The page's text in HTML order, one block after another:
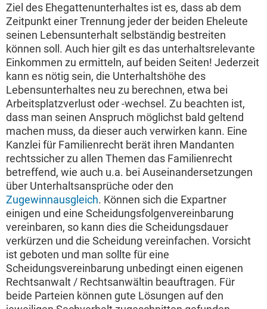
Ziel des Ehegattenunterhaltes ist es, dass ab dem
Zeitpunkt einer Trennung jeder der beiden Eheleute
seinen Lebensunterhalt selbständig bestreiten
können soll. Auch hier gilt es das unterhaltsrelevante
Einkommen zu ermitteln, auf beiden Seiten! Jederzeit
kann es nötig sein, die Unterhaltshöhe des
Lebensunterhaltes neu zu berechnen, etwa bei
Arbeitsplatzverlust oder -wechsel. Zu beachten ist,
dass man seinen Anspruch möglichst bald geltend
machen muss, da dieser auch verwirken kann. Eine
Kanzlei für Familienrecht berät ihren Mandanten
rechtssicher zu allen Themen das Familienrecht
betreffend, wie auch u.a. bei Auseinandersetzungen
über Unterhaltsansprüche oder den
Zugewinnausgleich. Können sich die Expartner
einigen und eine Scheidungsfolgenvereinbarung
vereinbaren, so kann dies die Scheidungsdauer
verkürzen und die Scheidung vereinfachen. Vorsicht
ist geboten und man sollte für eine
Scheidungsvereinbarung unbedingt einen eigenen
Rechtsanwalt / Rechtsanwältin beauftragen. Für
beide Parteien können gute Lösungen auf den